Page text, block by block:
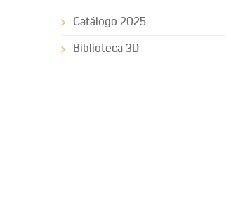
Catálogo 2025
Biblioteca 3D